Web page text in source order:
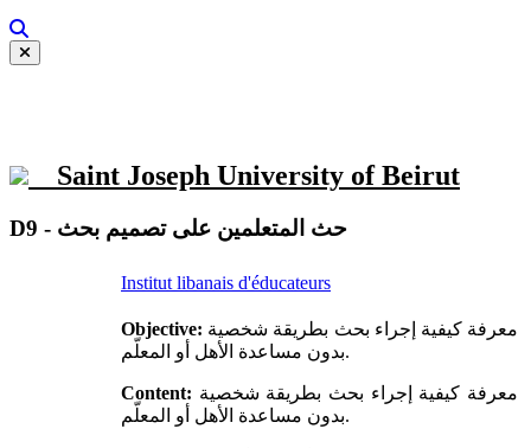
Saint Joseph University of Beirut
D9 - حث المتعلمين على تصميم بحث
Institut libanais d'éducateurs
Objective: معرفة كيفية إجراء بحث بطريقة شخصية
بدون مساعدة الأهل أو المعلّم.
Content: معرفة كيفية إجراء بحث بطريقة شخصية
بدون مساعدة الأهل أو المعلّم.